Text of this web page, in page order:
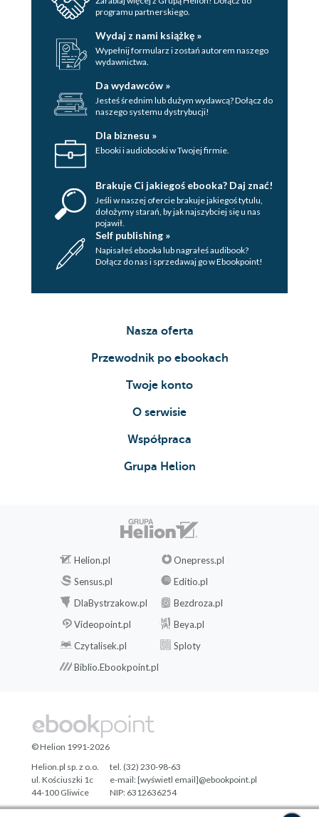
programu partnerskiego.
Wydaj z nami książkę »
Wypełnij formularz i zostań autorem naszego
wydawnictwa.
Da wydawców »
Jesteś średnim lub dużym wydawcą? Dołącz do
naszego systemu dystrybucji!
Dla biznesu »
Ebooki i audiobooki w Twojej firmie.
Brakuje Ci jakiegoś ebooka? Daj znać!
Jeśli w naszej ofercie brakuje jakiegoś tytulu,
dołożymy starań, by jak najszybciej się u nas
pojawił.
Self publishing »
Napisałeś ebooka lub nagrałeś audibook?
Dołącz do nas i sprzedawaj go w Ebookpoint!
Nasza oferta
Przewodnik po ebookach
Twoje konto
O serwisie
Współpraca
Grupa Helion
Helion.pl
Onepress.pl
Sensus.pl
Editio.pl
DlaBystrzakow.pl
Bezdroza.pl
Videopoint.pl
Beya.pl
Czytalisek.pl
Sploty
Biblio.Ebookpoint.pl
© Helion 1991-2026
Helion.pl sp. z o.o.
ul. Kościuszki 1c
44-100 Gliwice
tel. (32) 230-98-63
e-mail:[wyświetl email]@ebookpoint.pl
NIP: 6312636254
Regon: 241989027